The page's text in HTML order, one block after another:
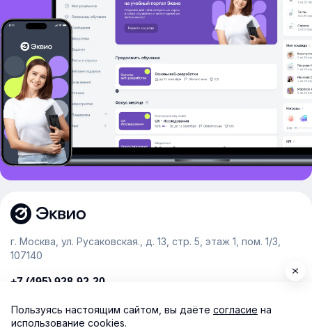
г. Москва, ул. Русаковская., д. 13, стр. 5, этаж 1, пом. 1/3,
107140
+7 (495) 928-92-20
Расскажем о платформе и предоставим бесплатный
Пользуясь настоящим сайтом, вы даёте согласие на
использование cookies.